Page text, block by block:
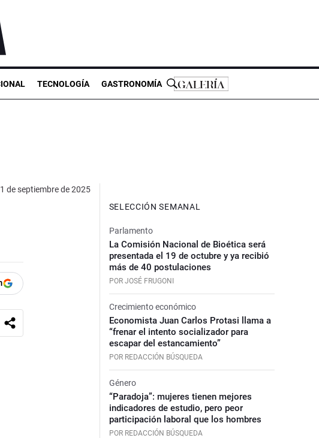
TECNOLOGÍA GASTRONOMÍA
de septiembre de 2025
SELECCIÓN SEMANAL
Parlamento
La Comisión Nacional de Bioética será
presentada el 19 de octubre y ya recibió
más de 40 postulaciones
POR JOSÉ FRUGONI
Crecimiento económico
Economista Juan Carlos Protasi llama a
“frenar el intento socializador para
escapar del estancamiento”
POR REDACCIÓN BÚSQUEDA
Género
“Paradoja”: mujeres tienen mejores
indicadores de estudio, pero peor
participación laboral que los hombres
POR REDACCIÓN BÚSQUEDA